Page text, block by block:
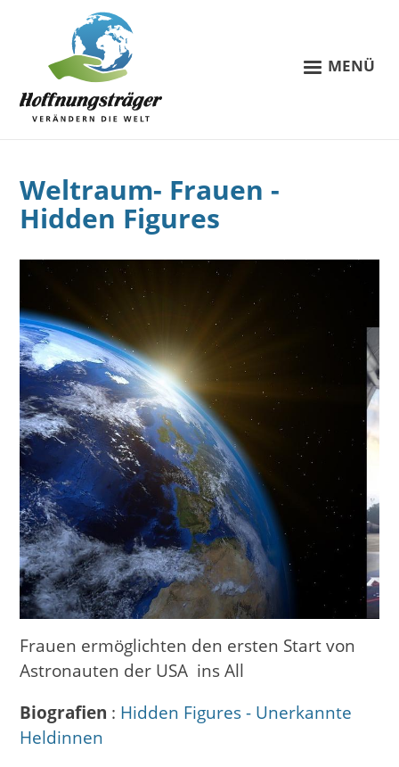
MENÜ
Weltraum- Frauen -
Hidden Figures
Frauen ermöglichten den ersten Start von
Astronauten der USA ins All
Biografien : Hidden Figures - Unerkannte
Heldinnen